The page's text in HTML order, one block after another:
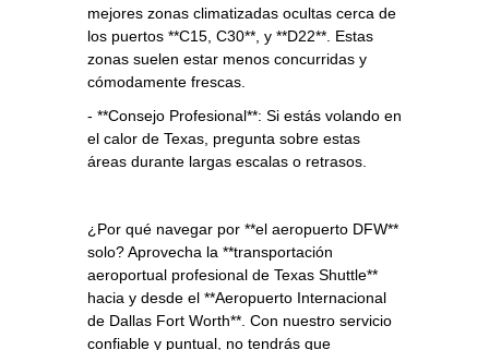
mejores zonas climatizadas ocultas cerca de
los puertos **C15, C30**, y **D22**. Estas
zonas suelen estar menos concurridas y
cómodamente frescas.
- **Consejo Profesional**: Si estás volando en
el calor de Texas, pregunta sobre estas
áreas durante largas escalas o retrasos.
¿Por qué navegar por **el aeropuerto DFW**
solo? Aprovecha la **transportación
aeroportual profesional de Texas Shuttle**
hacia y desde el **Aeropuerto Internacional
de Dallas Fort Worth**. Con nuestro servicio
confiable y puntual, no tendrás que